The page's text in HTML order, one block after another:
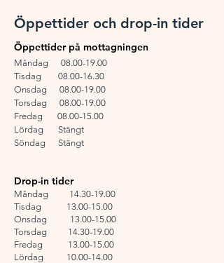
Öppettider och drop-in tider
Öppettider på mottagningen
Måndag 08.00-19.00
Tisdag 08.00-16.30
Onsdag 08.00-19.00
Torsdag 08.00-19.00
Fredag 08.00-15.00
Lördag Stängt
Söndag Stängt
Drop-in tider
Måndag 14.30-19.00
Tisdag 13.00-15.00
Onsdag 13.00-15.00
Torsdag 14.30-19.00
Fredag 13.00-15.00
Lördag 10.00-14.00